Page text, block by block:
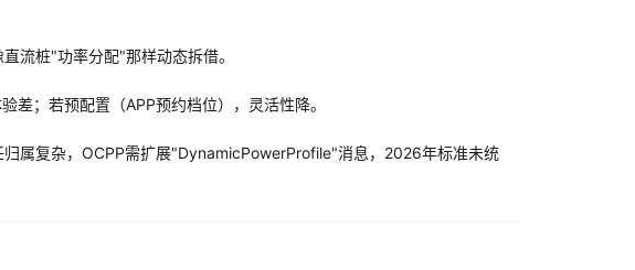
流桩"功率分配"那样动态拆借。
；若预配置（APP预约档位），灵活性降。
属复杂，OCPP需扩展"DynamicPowerProfile"消息，2026年标准未统